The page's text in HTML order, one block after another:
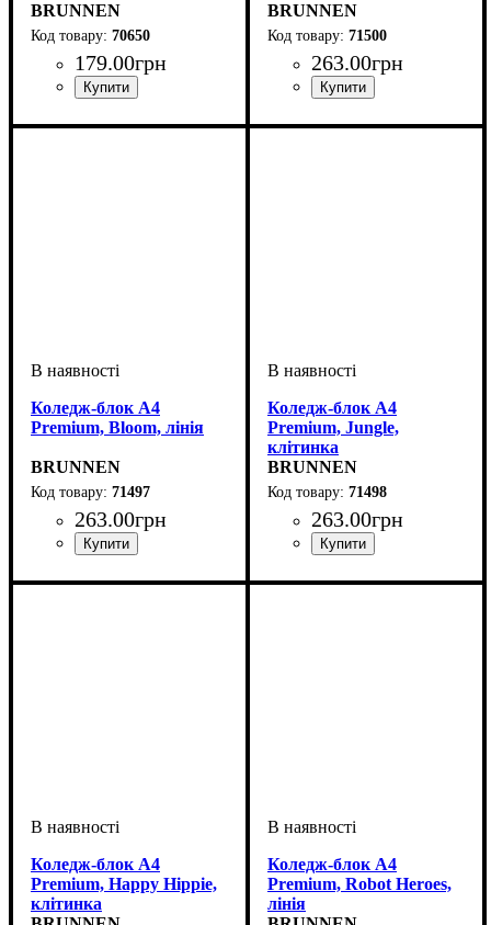
BRUNNEN
70650
179.00грн
BRUNNEN
71500
263.00грн
Коледж-блок А4
Premium, Bloom, лінія
BRUNNEN
71497
263.00грн
Коледж-блок А4
Premium, Jungle,
клітинка
BRUNNEN
71498
263.00грн
Коледж-блок А4
Premium, Happy Hippie,
клітинка
Коледж-блок А4
Premium, Robot Heroes,
лінія